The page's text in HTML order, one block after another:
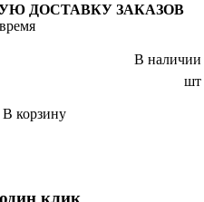
ДОСТАВКУ ЗАКАЗОВ
В наличии
шт
В корзину
клик